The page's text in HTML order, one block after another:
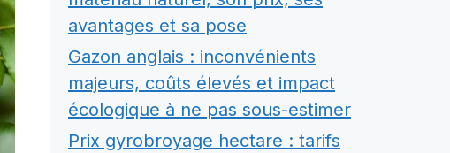
avantages et sa pose
Gazon anglais : inconvénients
majeurs, coûts élevés et impact
écologique à ne pas sous-estimer
Prix gyrobroyage hectare : tarifs